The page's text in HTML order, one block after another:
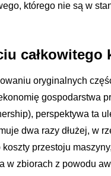
którego nie są w
całkowitego
oryginalnych
gospodarstwa
perspektywa ta
dwa razy dłużej, w
przestoju
w zbiorach z powodu